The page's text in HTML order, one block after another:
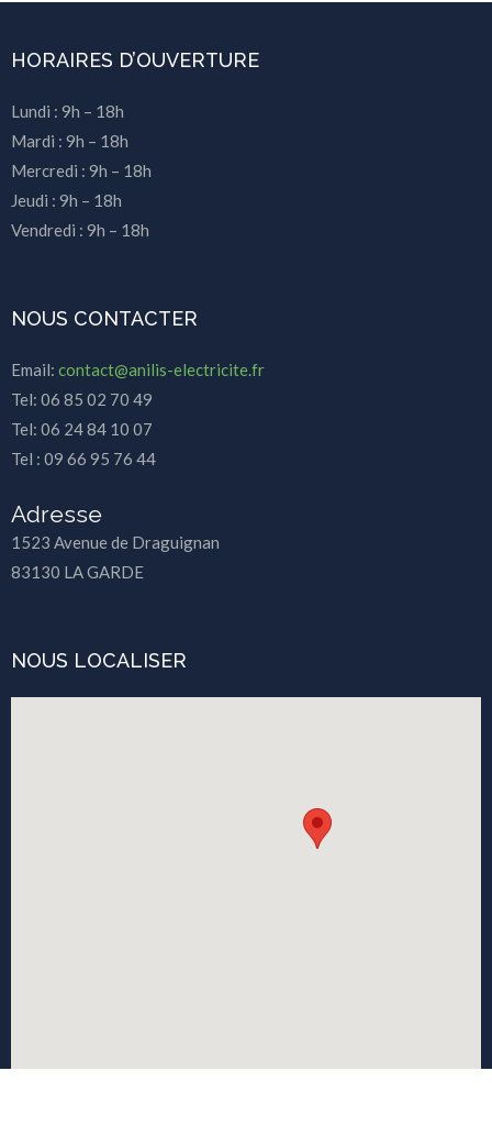
HORAIRES D’OUVERTURE
Lundi : 9h – 18h
Mardi : 9h – 18h
Mercredi : 9h – 18h
Jeudi : 9h – 18h
Vendredi : 9h – 18h
NOUS CONTACTER
Email: contact@anilis-electricite.fr
Tel: 06 85 02 70 49
Tel: 06 24 84 10 07
Tel : 09 66 95 76 44
Adresse
1523 Avenue de Draguignan
83130 LA GARDE
NOUS LOCALISER